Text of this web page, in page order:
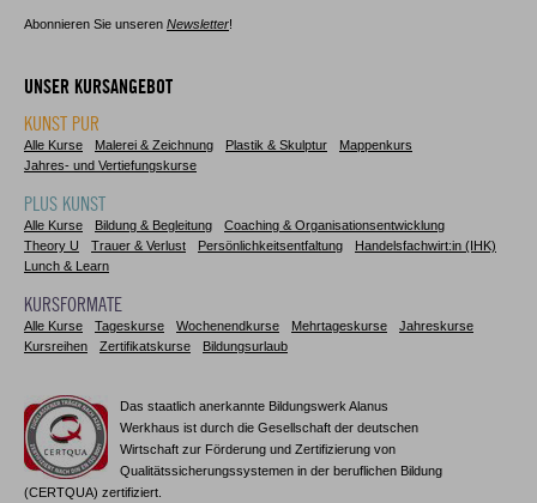
Abonnieren Sie unseren Newsletter!
UNSER KURSANGEBOT
KUNST PUR
Alle Kurse Malerei & Zeichnung Plastik & Skulptur
Mappenkurs
Jahres- und Vertiefungskurse
PLUS KUNST
Alle Kurse Bildung & Begleitung
Coaching & Organisationsentwicklung
Theory U
Trauer & Verlust Persönlichkeitsentfaltung
Handelsfachwirt:in (IHK)
Lunch & Learn
KURSFORMATE
Alle Kurse Tageskurse Wochenendkurse Mehrtageskurse
Jahreskurse
Kursreihen
Zertifikatskurse Bildungsurlaub
Das staatlich anerkannte Bildungswerk Alanus
Werkhaus ist durch die Gesellschaft der deutschen
Wirtschaft zur Förderung und Zertifizierung von
Qualitätssicherungssystemen in der beruflichen Bildung
(CERTQUA) zertifiziert.